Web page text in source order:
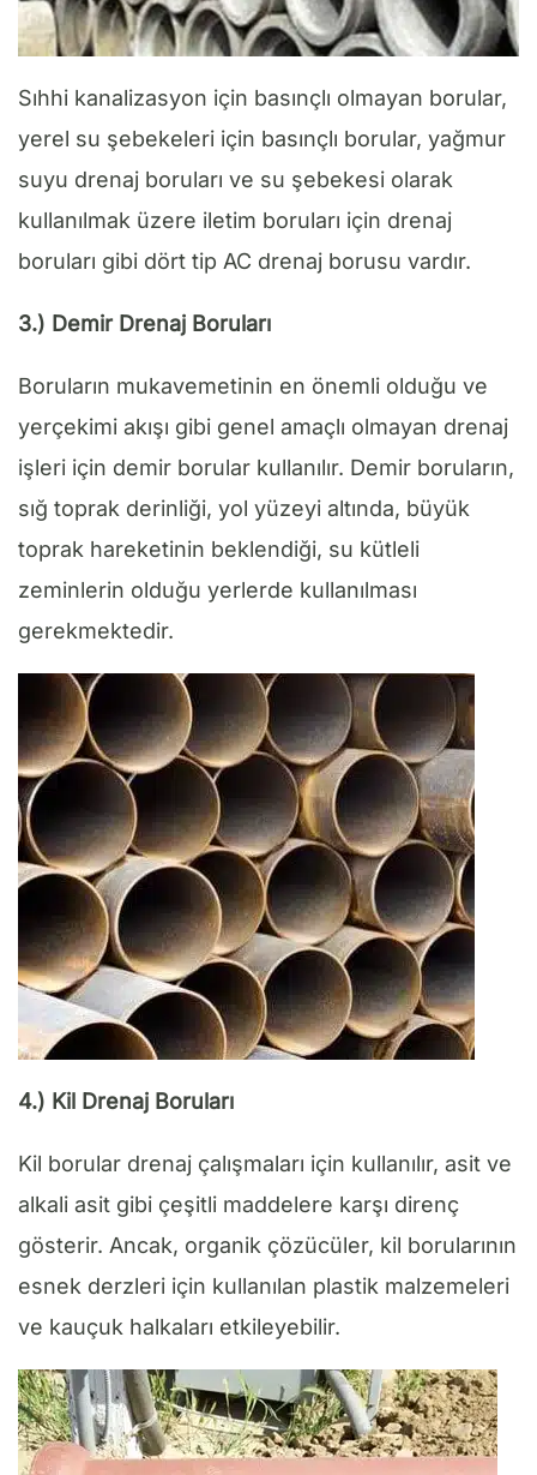
Sıhhi kanalizasyon için basınçlı olmayan borular,
yerel su şebekeleri için basınçlı borular, yağmur
suyu drenaj boruları ve su şebekesi olarak
kullanılmak üzere iletim boruları için drenaj
boruları gibi dört tip AC drenaj borusu vardır.
3.) Demir Drenaj Boruları
Boruların mukavemetinin en önemli olduğu ve
yerçekimi akışı gibi genel amaçlı olmayan drenaj
işleri için demir borular kullanılır. Demir boruların,
sığ toprak derinliği, yol yüzeyi altında, büyük
toprak hareketinin beklendiği, su kütleli
zeminlerin olduğu yerlerde kullanılması
gerekmektedir.
4.) Kil Drenaj Boruları
Kil borular drenaj çalışmaları için kullanılır, asit ve
alkali asit gibi çeşitli maddelere karşı direnç
gösterir. Ancak, organik çözücüler, kil borularının
esnek derzleri için kullanılan plastik malzemeleri
ve kauçuk halkaları etkileyebilir.